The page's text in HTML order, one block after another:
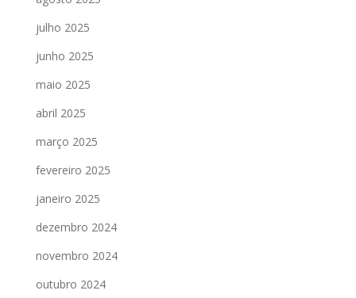
julho 2025
junho 2025
maio 2025
abril 2025
março 2025
fevereiro 2025
janeiro 2025
dezembro 2024
novembro 2024
outubro 2024